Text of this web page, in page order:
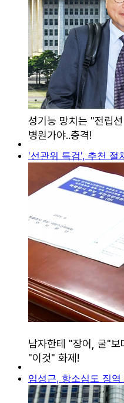
'선관위 특검', 추천 절
임성근, 항소심도 징